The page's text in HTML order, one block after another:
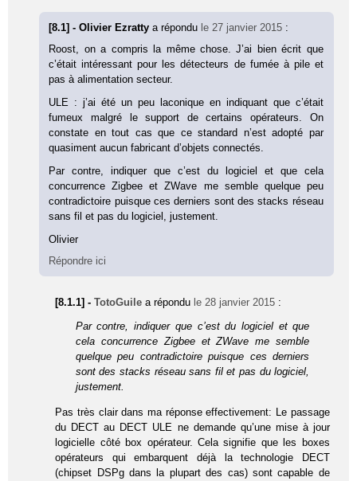
[8.1] - Olivier Ezrattya répondu le 27 janvier 2015 :
Roost, on a compris la même chose. J’ai bien écrit que
c’était intéressant pour les détecteurs de fumée à pile et
pas à alimentation secteur.
ULE : j’ai été un peu laconique en indiquant que c’était
fumeux malgré le support de certains opérateurs. On
constate en tout cas que ce standard n’est adopté par
quasiment aucun fabricant d’objets connectés.
Par contre, indiquer que c’est du logiciel et que cela
concurrence Zigbee et ZWave me semble quelque peu
contradictoire puisque ces derniers sont des stacks réseau
sans fil et pas du logiciel, justement.
Olivier
Répondre ici
[8.1.1] -TotoGuile a répondu le 28 janvier 2015 :
Par contre, indiquer que c’est du logiciel et que
cela concurrence Zigbee et ZWave me semble
quelque peu contradictoire puisque ces derniers
sont des stacks réseau sans fil et pas du logiciel,
justement.
Pas très clair dans ma réponse effectivement: Le passage
du DECT au DECT ULE ne demande qu’une mise à jour
logicielle côté box opérateur. Cela signifie que les boxes
opérateurs qui embarquent déjà la technologie DECT
(chipset DSPg dans la plupart des cas) sont capable de